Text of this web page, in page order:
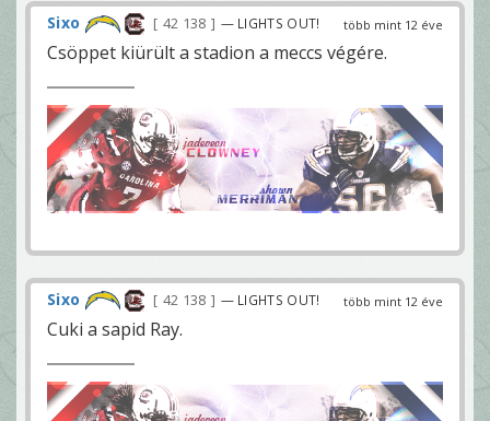
több mint 12 éve
Sixo 42 138 — LIGHTS OUT!
Csöppet kiürült a stadion a meccs végére.
több mint 12 éve
Sixo 42 138 — LIGHTS OUT!
Cuki a sapid Ray.